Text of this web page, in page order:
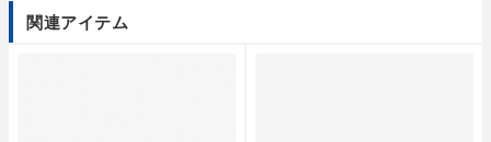
関連アイテム